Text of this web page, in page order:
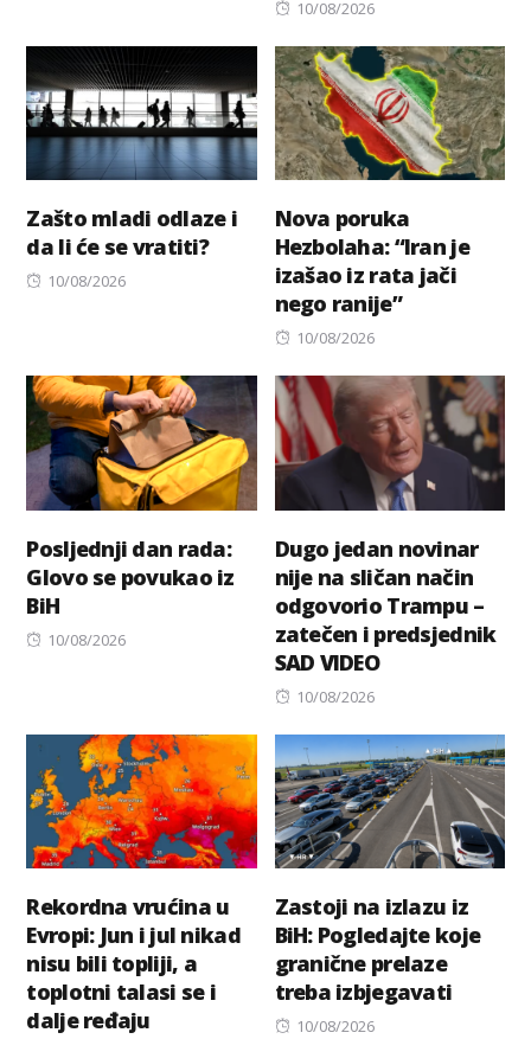
Posted
10/08/2026
Zašto mladi odlaze i
da li će se vratiti?
Posted
10/08/2026
Nova poruka
Hezbolaha: “Iran je
izašao iz rata jači
nego ranije”
Posted
10/08/2026
Posljednji dan rada:
Glovo se povukao iz
BiH
Posted
10/08/2026
Dugo jedan novinar
nije na sličan način
odgovorio Trampu –
zatečen i predsjednik
SAD VIDEO
Posted
10/08/2026
Rekordna vrućina u
Evropi: Jun i jul nikad
nisu bili topliji, a
toplotni talasi se i
dalje ređaju
Zastoji na izlazu iz
BiH: Pogledajte koje
granične prelaze
treba izbjegavati
Posted
10/08/2026